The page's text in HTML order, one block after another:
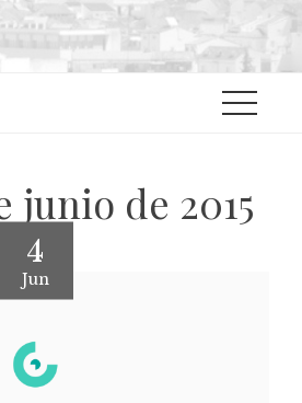
junio de 2015
4
Jun